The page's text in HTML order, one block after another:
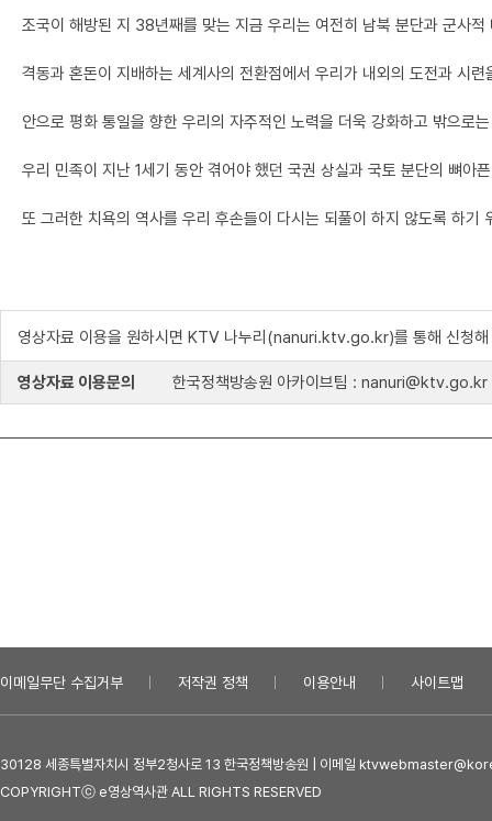
조국이 해방된 지 38년째를 맞는 지금 우리는 여전히 남북 분단과 군사
격동과 혼돈이 지배하는 세계사의 전환점에서 우리가 내외의 도전과 시
안으로 평화 통일을 향한 우리의 자주적인 노력을 더욱 강화하고 밖으로
우리 민족이 지난 1세기 동안 겪어야 했던 국권 상실과 국토 분단의 뼈아
또 그러한 치욕의 역사를 우리 후손들이 다시는 되풀이 하지 않도록 하기
영상자료 이용을 원하시면 KTV 나누리(nanuri.ktv.go.kr)를 통해 신청해
영상자료 이용문의 한국정책방송원 아카이브팀 : nanuri@ktv.go.kr
이메일무단 수집거부 저작권 정책 이용안내 사이트맵
30128 세종특별자치시 정부2청사로 13 한국정책방송원 | 이메일
COPYRIGHTⓒ e영상역사관 ALL RIGHTS RESERVED